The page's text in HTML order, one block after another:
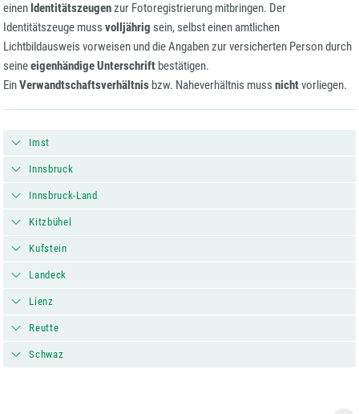
einen Identitätszeugenzur Fotoregistrierung mitbringen. Der
Identitätszeuge mussvolljährig sein, selbst einen amtlichen
Lichtbildausweis vorweisen und die Angaben zur versicherten Person durch
seineeigenhändige Unterschrift bestätigen.
EinVerwandtschaftsverhältnis bzw. Naheverhältnis mussnichtvorliegen.
Imst
Innsbruck
Innsbruck-Land
Kitzbühel
Kufstein
Landeck
Lienz
Reutte
Schwaz